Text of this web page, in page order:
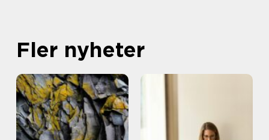
Fler nyheter